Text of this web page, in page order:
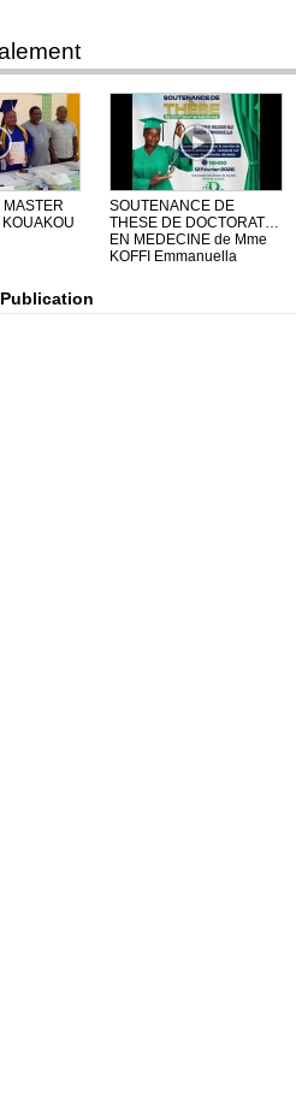
MASTER
SOUTENANCE DE
THESE DE DOCTORAT
EN MEDECINE de Mme
KOFFI Emmanuella